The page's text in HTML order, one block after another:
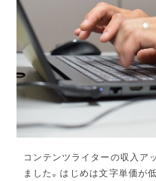
コンテンツライターの収入ア
ました。はじめは文字単価が